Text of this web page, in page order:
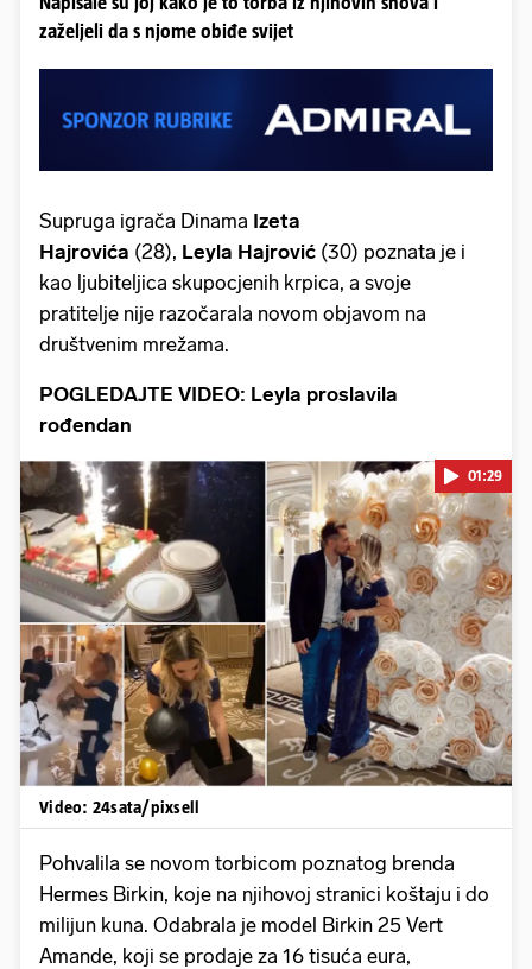
zaželjeli da s njome obiđe svijet
Supruga igrača Dinama Izeta
Hajrovića (28), Leyla Hajrović (30) poznata je i
kao ljubiteljica skupocjenih krpica, a svoje
pratitelje nije razočarala novom objavom na
društvenim mrežama.
POGLEDAJTE VIDEO: Leyla proslavila
rođendan
Pokretanje videa...
01:29
Video: 24sata/pixsell
Pohvalila se novom torbicom poznatog brenda
Hermes Birkin, koje na njihovoj stranici koštaju i do
milijun kuna. Odabrala je model Birkin 25 Vert
Amande, koji se prodaje za 16 tisuća eura,